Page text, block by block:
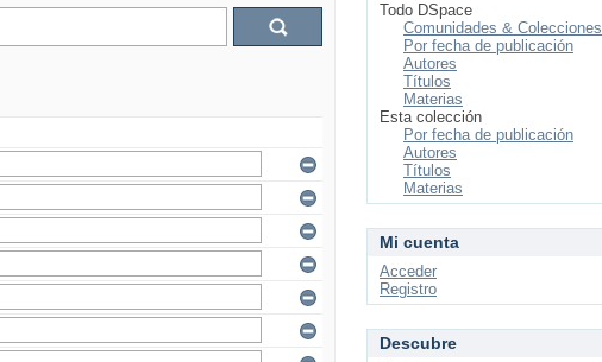
Todo DSpace
Comunidades & Colecciones
Por fecha de publicación
Autores
Títulos
Materias
Esta colección
Por fecha de publicación
Autores
Títulos
Materias
Mi cuenta
Acceder
Registro
Descubre